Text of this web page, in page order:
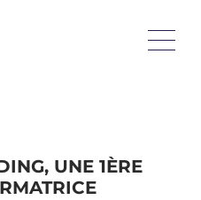
UNE 1ÈRE